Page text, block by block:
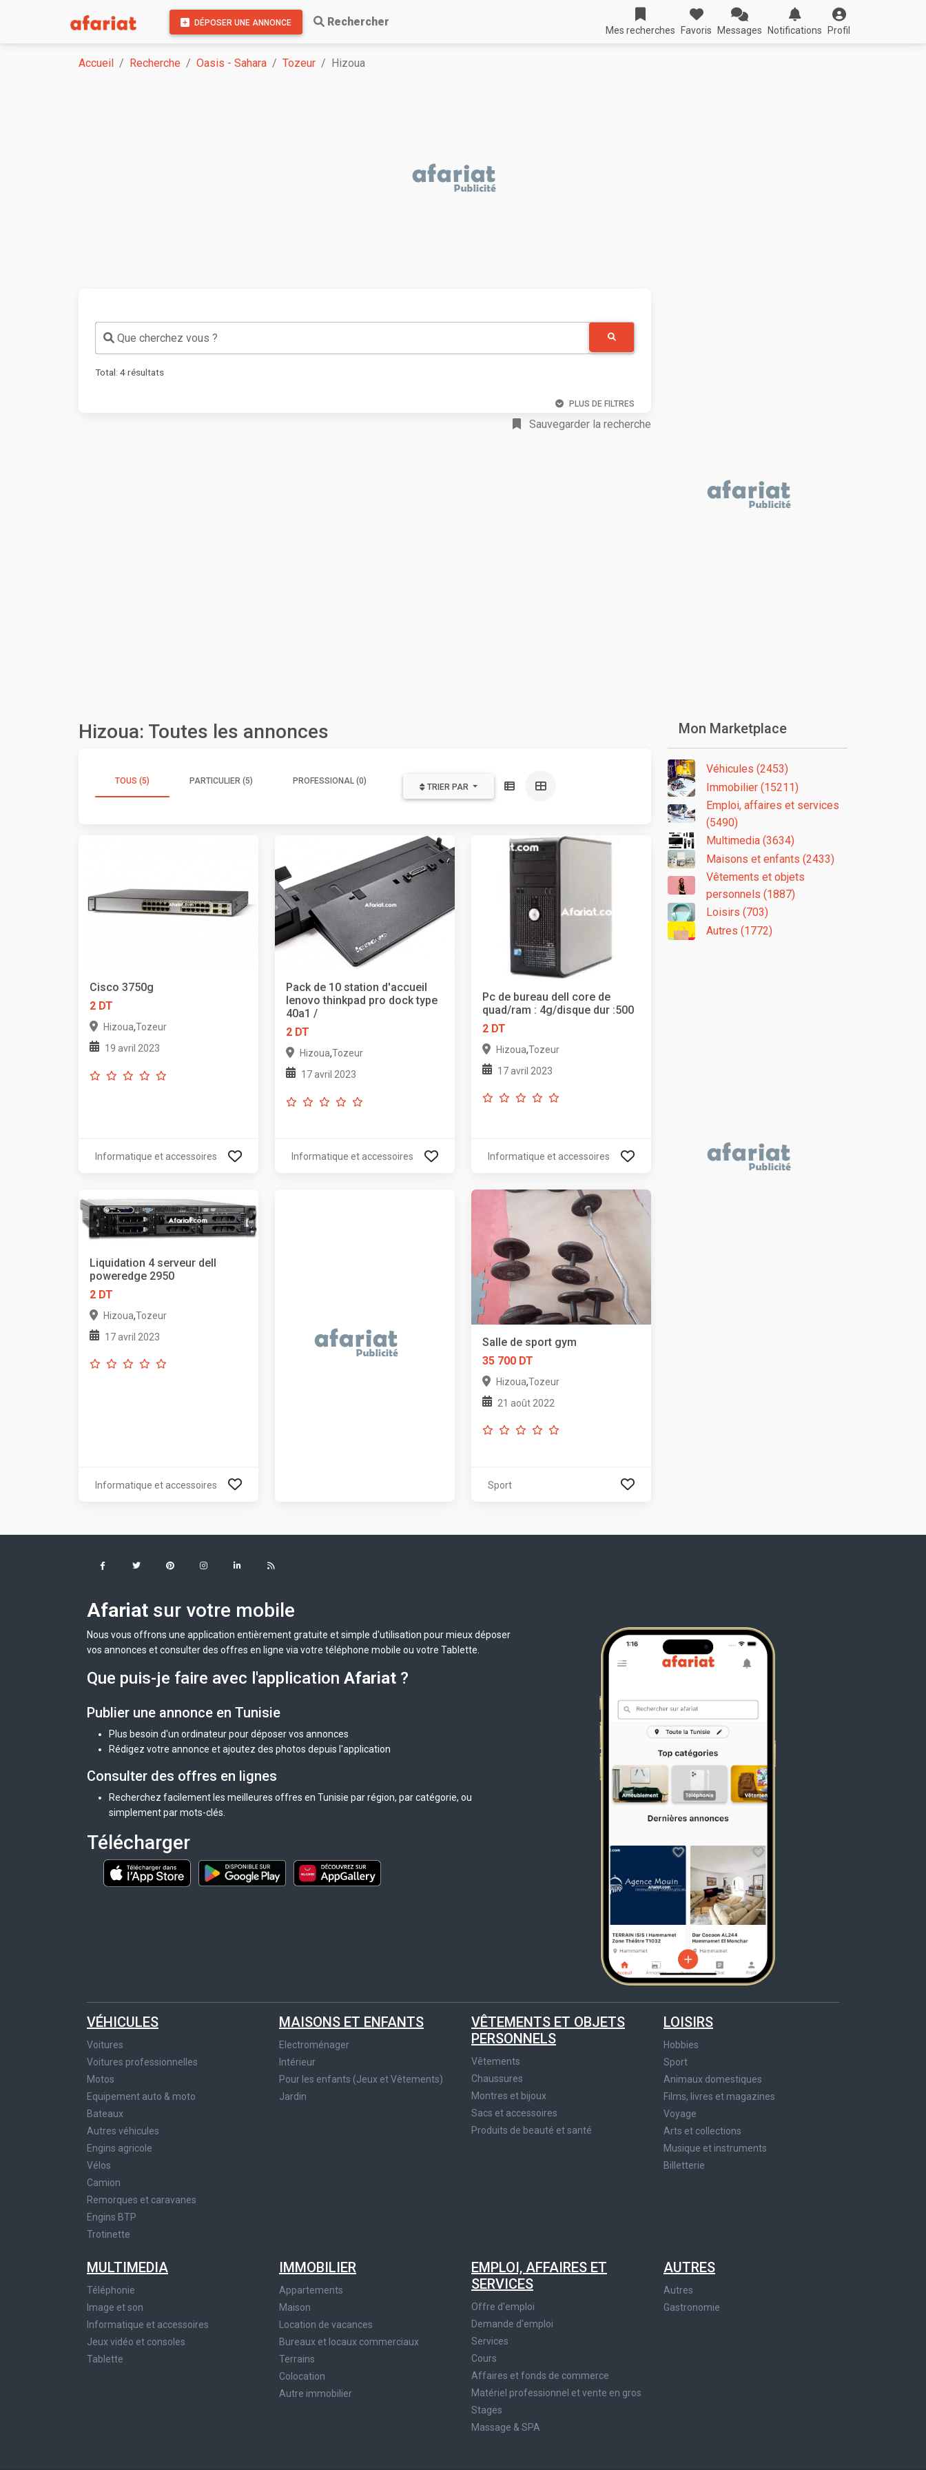
DÉPOSER UNE ANNONCE Rechercher
Mes recherches Favoris Messages Notifications Profil
Accueil Recherche Oasis - Sahara Tozeur Hizoua
Que cherchez vous ?
Total: 4résultats
PLUS DE FILTRES
Sauvegarder la recherche
Hizoua: Toutes les annonces
TOUS (5) PARTICULIER (5) PROFESSIONAL (0)
TRIER PAR
Cisco 3750g
2 DT
Hizoua,Tozeur
19 avril 2023
Informatique et accessoires
Pack de 10 station d'accueil
lenovo thinkpad pro dock type
40a1 /
2 DT
Hizoua,Tozeur
17 avril 2023
Informatique et accessoires
Pc de bureau dell core de
quad/ram : 4g/disque dur :500
2 DT
Hizoua,Tozeur
17 avril 2023
Informatique et accessoires
Liquidation 4 serveur dell
poweredge 2950
2 DT
Hizoua,Tozeur
17 avril 2023
Informatique et accessoires
Salle de sport gym
35 700 DT
Hizoua,Tozeur
21 août 2022
Sport
Mon Marketplace
Véhicules (2453)
Immobilier (15211)
Emploi, affaires et services
(5490)
Multimedia (3634)
Maisons et enfants (2433)
Vêtements et objets
personnels (1887)
Loisirs (703)
Autres (1772)
Afariat sur votre mobile
Nous vous offrons une application entièrement gratuite et simple d'utilisation pour mieux déposer
vos annonces et consulter des offres en ligne via votre téléphone mobile ou votre Tablette.
Que puis-je faire avec l'application Afariat ?
Publier une annonce en Tunisie
Plus besoin d'un ordinateur pour déposer vos annonces
Rédigez votre annonce et ajoutez des photos depuis l'application
Consulter des offres en lignes
Recherchez facilement les meilleures offres en Tunisie par région, par catégorie, ou
simplement par mots-clés.
Télécharger
VÉHICULES
Voitures
Voitures professionnelles
Motos
Equipement auto & moto
Bateaux
Autres véhicules
Engins agricole
Vélos
Camion
Remorques et caravanes
Engins BTP
Trotinette
MAISONS ET ENFANTS
Electroménager
Intérieur
Pour les enfants (Jeux et Vêtements)
Jardin
VÊTEMENTS ET OBJETS
PERSONNELS
Vêtements
Chaussures
Montres et bijoux
Sacs et accessoires
Produits de beauté et santé
LOISIRS
Hobbies
Sport
Animaux domestiques
Films, livres et magazines
Voyage
Arts et collections
Musique et instruments
Billetterie
MULTIMEDIA
Téléphonie
Image et son
Informatique et accessoires
Jeux vidéo et consoles
Tablette
IMMOBILIER
Appartements
Maison
Location de vacances
Bureaux et locaux commerciaux
Terrains
Colocation
Autre immobilier
EMPLOI, AFFAIRES ET
SERVICES
Offre d'emploi
Demande d'emploi
Services
Cours
Affaires et fonds de commerce
Matériel professionnel et vente en gros
Stages
Massage & SPA
AUTRES
Autres
Gastronomie